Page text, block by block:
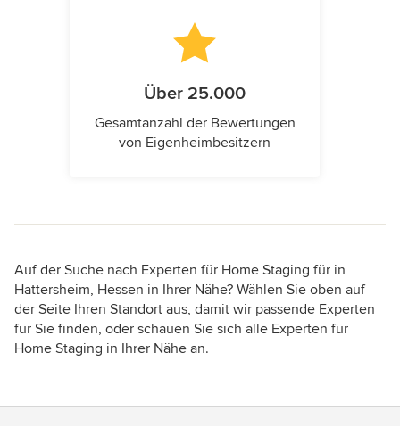
Über 25.000
Gesamtanzahl der Bewertungen
von Eigenheimbesitzern
Auf der Suche nach Experten für Home Staging für in
Hattersheim, Hessen in Ihrer Nähe? Wählen Sie oben auf
der Seite Ihren Standort aus, damit wir passende Experten
für Sie finden, oder schauen Sie sich alle Experten für
Home Staging in Ihrer Nähe an.